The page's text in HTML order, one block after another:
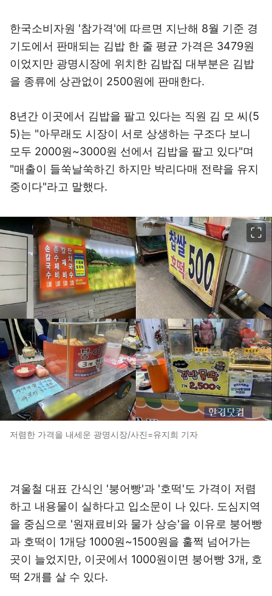
한국소비자원 '참가격'에 따르면 지난해 8월 기준 경
기도에서 판매되는 김밥 한 줄 평균 가격은 3479원
이었지만 광명시장에 위치한 김밥집 대부분은 김밥
을 종류에 상관없이 2500원에 판매한다.
8년간 이곳에서 김밥을 팔고 있다는 직원 김 모 씨(5
5)는 "아무래도 시장이 서로 상생하는 구조다 보니
모두 2000원~3000원 선에서 김밥을 팔고 있다"며
"매출이 들쑥날쑥하긴 하지만 박리다매 전략을 유지
중이다"라고 말했다.
저렴한 가격을 내세운 광명시장/사진=유지희 기자
겨울철 대표 간식인 '붕어빵'과 '호떡'도 가격이 저렴
하고 내용물이 실하다고 입소문이 나 있다. 도심지역
을 중심으로 '원재료비와 물가 상승'을 이유로 붕어빵
과 호떡이 1개당 1000원~1500원을 훌쩍 넘어가는
곳이 늘었지만, 이곳에서 1000원이면 붕어빵 3개, 호
떡 2개를 살 수 있다.